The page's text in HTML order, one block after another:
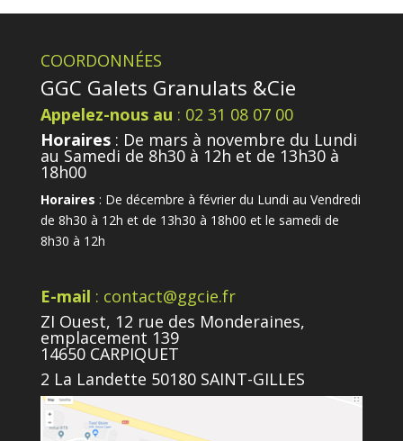
COORDONNÉES
GGC Galets Granulats &Cie
Appelez-nous au : 02 31 08 07 00
Horaires: De mars à novembre du Lundi
au Samedi de 8h30 à 12h et de 13h30 à
18h00
Horaires : De décembre à février du Lundi au Vendredi
de 8h30 à 12h et de 13h30 à 18h00 et le samedi de
8h30 à 12h
E-mail : contact@ggcie.fr
ZI Ouest, 12 rue des Monderaines,
emplacement 139
14650 CARPIQUET
2 La Landette 50180 SAINT-GILLES